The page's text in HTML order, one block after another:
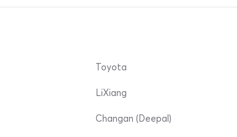
Toyota
LiXiang
Changan (Deepal)